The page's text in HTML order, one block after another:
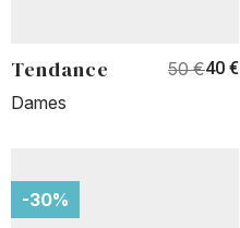
Tendance 50 €40 €
Dames
-30%